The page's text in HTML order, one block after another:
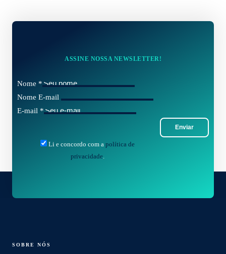
ASSINE NOSSA NEWSLETTER!
Nome *
Nome E-mail
E-mail *
Enviar
Li e concordo com a política de
privacidade.
SOBRE NÓS